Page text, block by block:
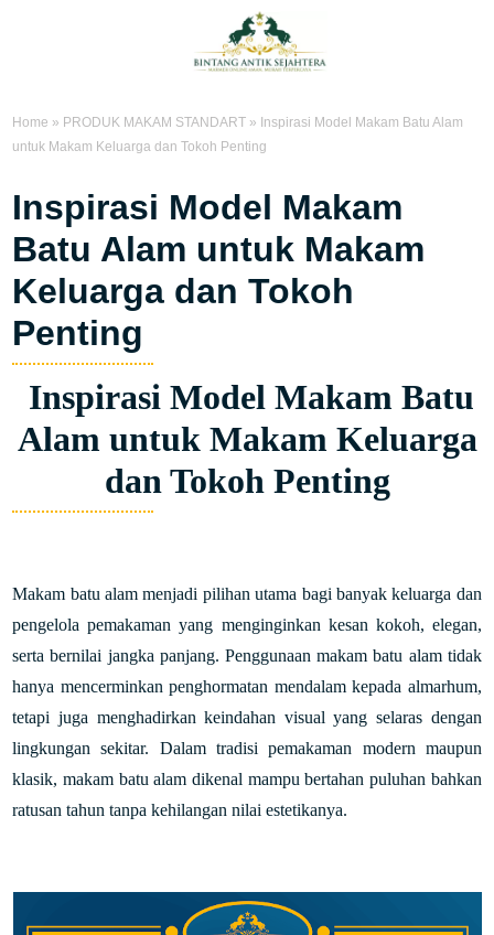
Home » PRODUK MAKAM STANDART » Inspirasi Model Makam Batu Alam
untuk Makam Keluarga dan Tokoh Penting
Inspirasi Model Makam
Batu Alam untuk Makam
Keluarga dan Tokoh
Penting
Inspirasi Model Makam Batu
Alam untuk Makam Keluarga
dan Tokoh Penting
Makam batu alam menjadi pilihan utama bagi banyak keluarga dan
pengelola pemakaman yang menginginkan kesan kokoh, elegan,
serta bernilai jangka panjang. Penggunaan makam batu alam tidak
hanya mencerminkan penghormatan mendalam kepada almarhum,
tetapi juga menghadirkan keindahan visual yang selaras dengan
lingkungan sekitar. Dalam tradisi pemakaman modern maupun
klasik, makam batu alam dikenal mampu bertahan puluhan bahkan
ratusan tahun tanpa kehilangan nilai estetikanya.